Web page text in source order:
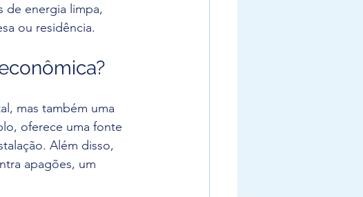
de energia limpa,
ou residência.
mas também uma
oferece uma fonte
Além disso,
apagões, um